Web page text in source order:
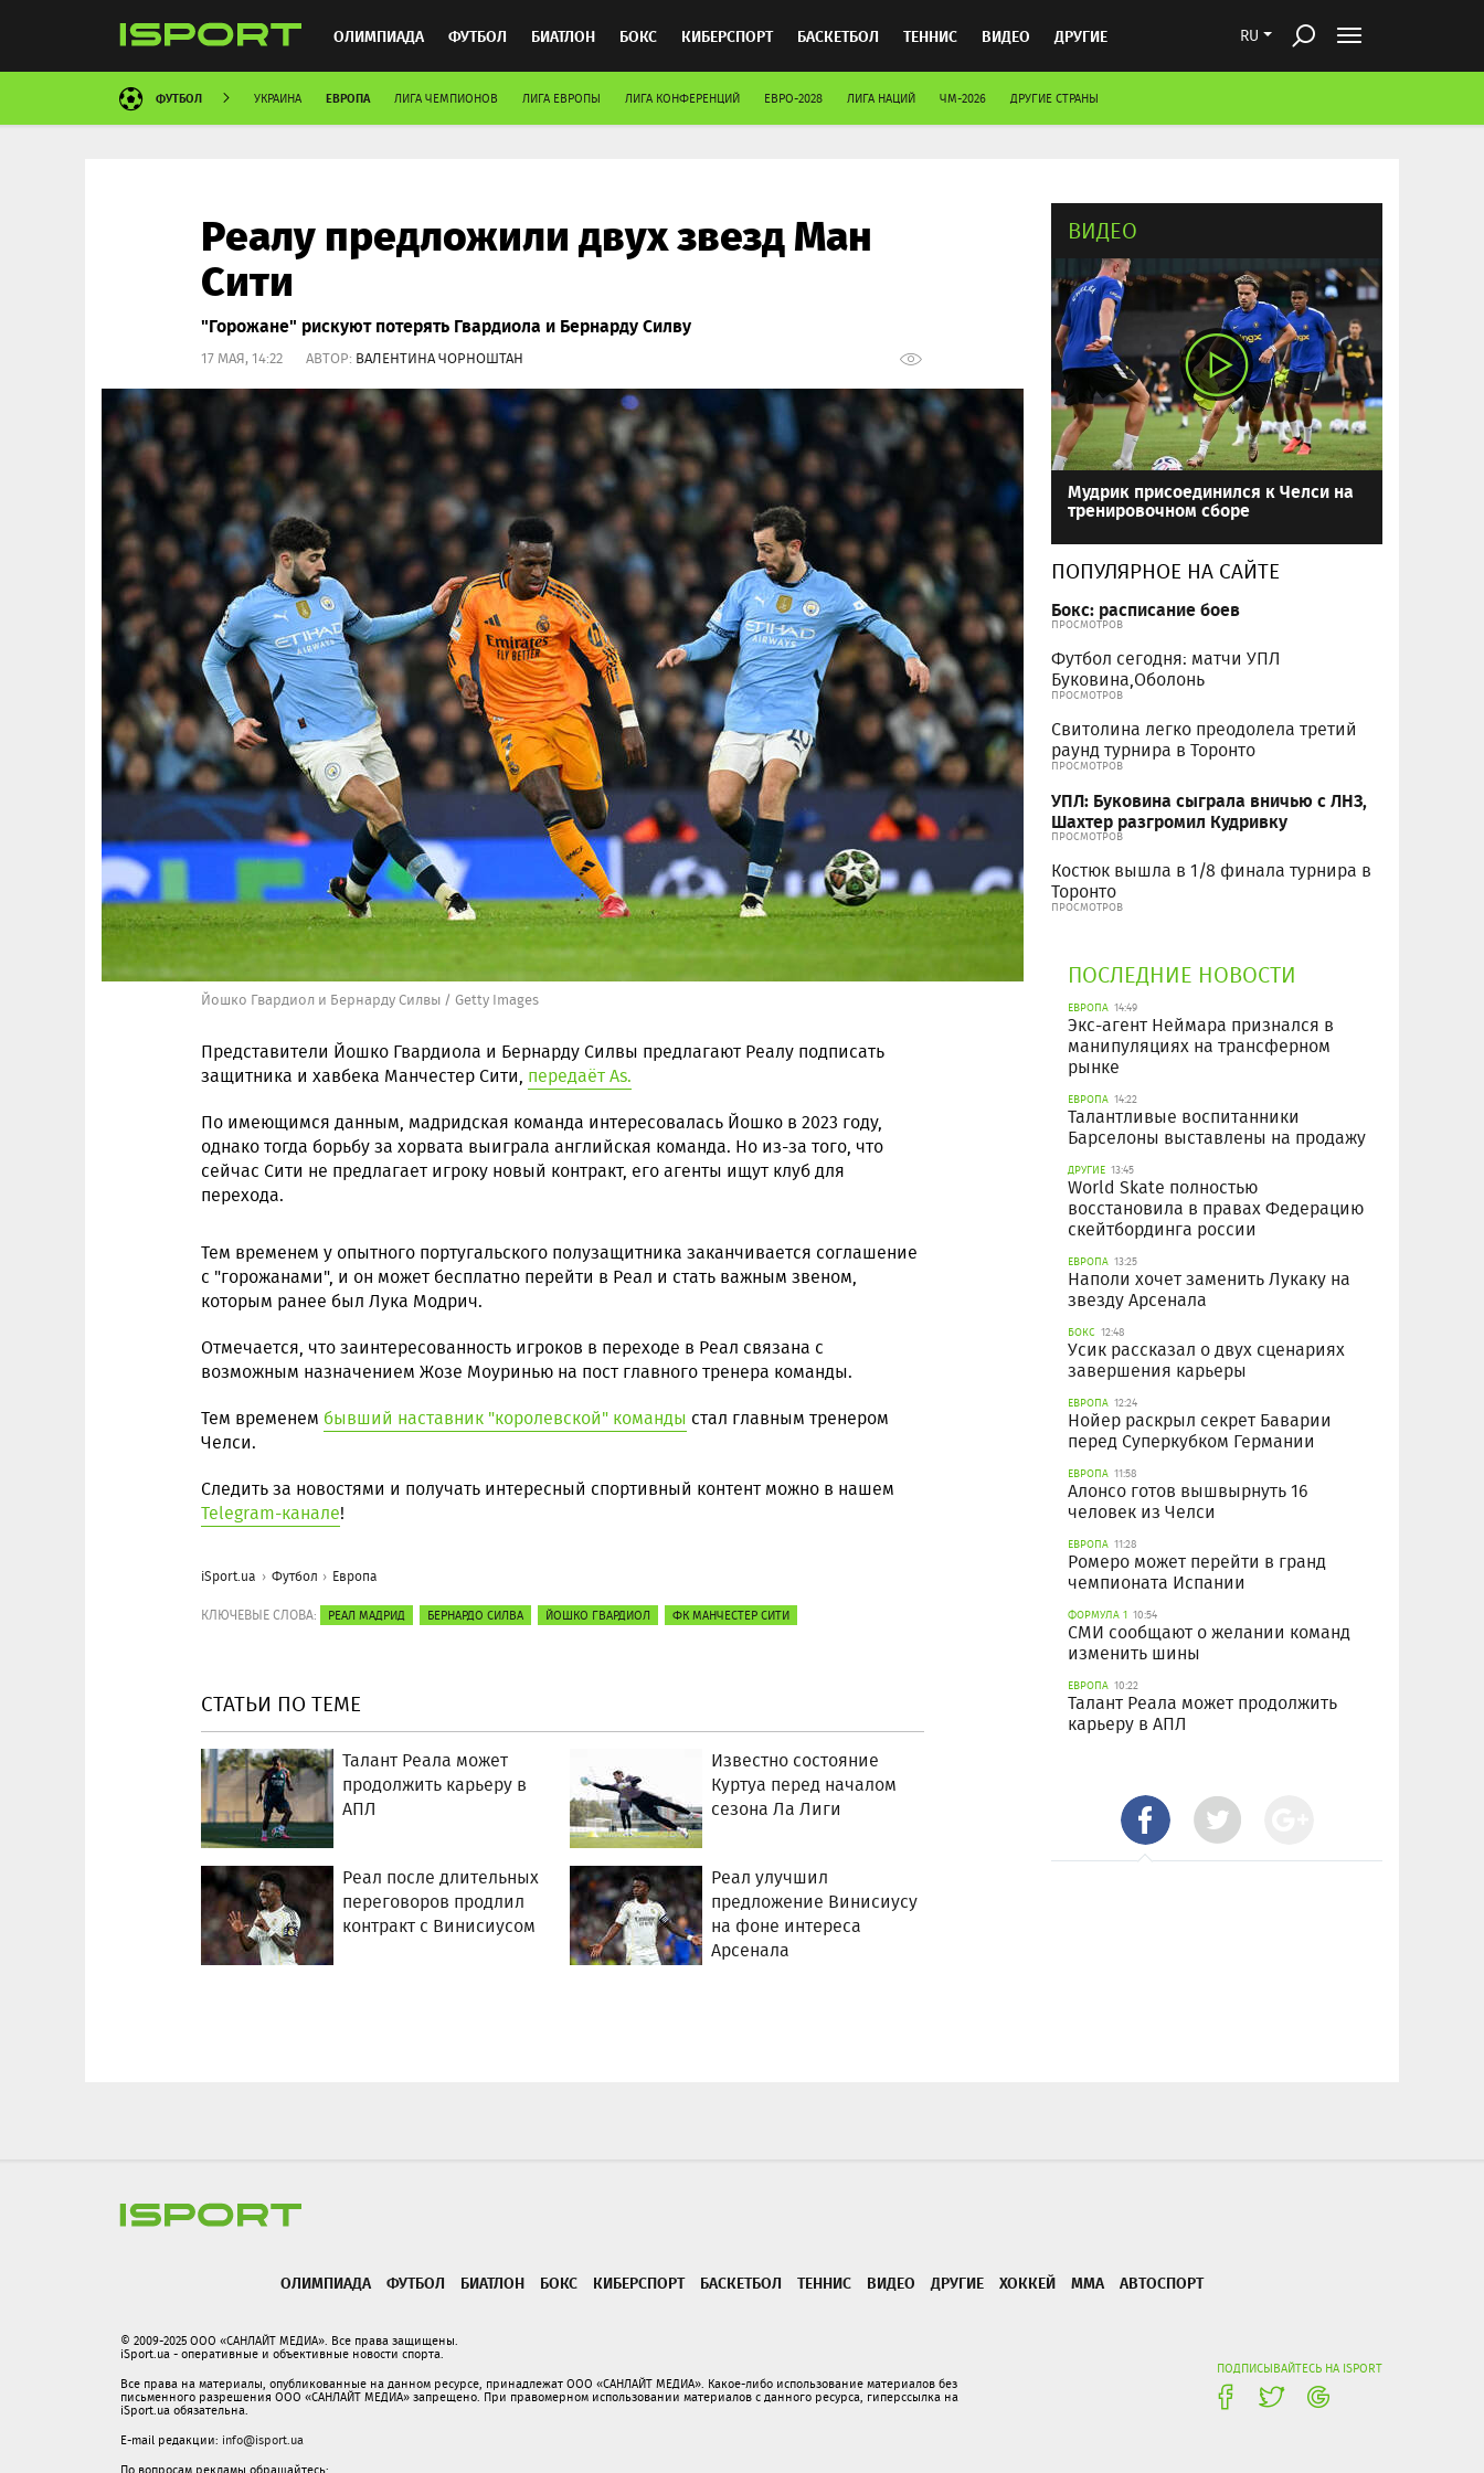
RU
ОЛИМПИАДА ФУТБОЛ БИАТЛОН БОКС КИБЕРСПОРТ БАСКЕТБОЛ ТЕННИС ВИДЕО ДРУГИЕ
ХОККЕЙ ММА АВТОСПОРТ
ФУТБОЛ УКРАИНА ЕВРОПА ЛИГА ЧЕМПИОНОВ ЛИГА ЕВРОПЫ ЛИГА КОНФЕРЕНЦИЙ ЕВРО-2028 ЛИГА НАЦИЙ ЧМ-2026 ДРУГИЕ СТРАНЫ
Реалу предложили двух звезд Ман
Сити
"Горожане" рискуют потерять Гвардиола и Бернарду Силву
17 МАЯ, 14:22 АВТОР: ВАЛЕНТИНА ЧОРНОШТАН
Йошко Гвардиол и Бернарду Силвы / Getty Images
Представители Йошко Гвардиола и Бернарду Силвы предлагают Реалу подписать
защитника и хавбека Манчестер Сити, передаёт As.
По имеющимся данным, мадридская команда интересовалась Йошко в 2023 году,
однако тогда борьбу за хорвата выиграла английская команда. Но из-за того, что
сейчас Сити не предлагает игроку новый контракт, его агенты ищут клуб для
перехода.
Тем временем у опытного португальского полузащитника заканчивается соглашение
с "горожанами", и он может бесплатно перейти в Реал и стать важным звеном,
которым ранее был Лука Модрич.
Отмечается, что заинтересованность игроков в переходе в Реал связана с
возможным назначением Жозе Моуринью на пост главного тренера команды.
Тем временем бывший наставник "королевской" команды стал главным тренером
Челси.
Следить за новостями и получать интересный спортивный контент можно в нашем
Telegram-канале!
iSport.ua Футбол Европа
КЛЮЧЕВЫЕ СЛОВА: РЕАЛ МАДРИД БЕРНАРДО СИЛВА ЙОШКО ГВАРДИОЛ ФК МАНЧЕСТЕР СИТИ
СТАТЬИ ПО ТЕМЕ
Талант Реала может
продолжить карьеру в
АПЛ
Известно состояние
Куртуа перед началом
сезона Ла Лиги
Реал после длительных
переговоров продлил
контракт с Винисиусом
Реал улучшил
предложение Винисиусу
на фоне интереса
Арсенала
ВИДЕО
Мудрик присоединился к Челси на
тренировочном сборе
ПОПУЛЯРНОЕ НА САЙТЕ
Бокс: расписание боев
ПРОСМОТРОВ
Футбол сегодня: матчи УПЛ
Буковина,Оболонь
ПРОСМОТРОВ
Свитолина легко преодолела третий
раунд турнира в Торонто
ПРОСМОТРОВ
УПЛ: Буковина сыграла вничью с ЛНЗ,
Шахтер разгромил Кудривку
ПРОСМОТРОВ
Костюк вышла в 1/8 финала турнира в
Торонто
ПРОСМОТРОВ
ПОСЛЕДНИЕ НОВОСТИ
ЕВРОПА 14:49
Экс-агент Неймара признался в
манипуляциях на трансферном
рынке
ЕВРОПА 14:22
Талантливые воспитанники
Барселоны выставлены на продажу
ДРУГИЕ 13:45
World Skate полностью
восстановила в правах Федерацию
скейтбординга россии
ЕВРОПА 13:25
Наполи хочет заменить Лукаку на
звезду Арсенала
БОКС 12:48
Усик рассказал о двух сценариях
завершения карьеры
ЕВРОПА 12:24
Нойер раскрыл секрет Баварии
перед Суперкубком Германии
ЕВРОПА 11:58
Алонсо готов вышвырнуть 16
человек из Челси
ЕВРОПА 11:28
Ромеро может перейти в гранд
чемпионата Испании
ФОРМУЛА 1 10:54
СМИ сообщают о желании команд
изменить шины
ЕВРОПА 10:22
Талант Реала может продолжить
карьеру в АПЛ
ОЛИМПИАДА ФУТБОЛ БИАТЛОН БОКС КИБЕРСПОРТ БАСКЕТБОЛ ТЕННИС ВИДЕО ДРУГИЕ ХОККЕЙ ММА АВТОСПОРТ
ПОДПИСЫВАЙТЕСЬ НА ISPORT
© 2009-2025 ООО «САНЛАЙТ МЕДИА». Все права защищены.
iSport.ua - оперативные и объективные новости спорта.
Все права на материалы, опубликованные на данном ресурсе, принадлежат ООО «САНЛАЙТ МЕДИА». Какое-либо использование материалов без
письменного разрешения ООО «САНЛАЙТ МЕДИА» запрещено. При правомерном использовании материалов с данного ресурса, гиперссылка на
iSport.ua обязательна.
E-mail редакции: info@isport.ua